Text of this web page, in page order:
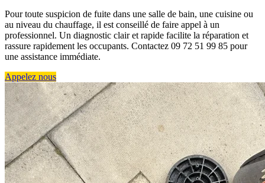
Pour toute suspicion de fuite dans une salle de bain, une cuisine ou
au niveau du chauffage, il est conseillé de faire appel à un
professionnel. Un diagnostic clair et rapide facilite la réparation et
rassure rapidement les occupants. Contactez 09 72 51 99 85 pour
une assistance immédiate.
Appelez nous